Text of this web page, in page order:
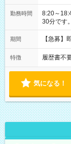
勤務時間
8:20～
30分です。
期間 【急募
特徴 履歴書不
気になる！